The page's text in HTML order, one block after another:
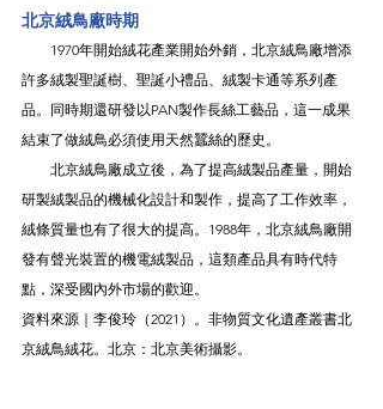
北京絨鳥廠時期
1970年開始絨花產業開始外銷，北京絨鳥廠增添
許多絨製聖誕樹、聖誕小禮品、絨製卡通等系列產
品。同時期還研發以PAN製作長絲工藝品，這一成果
結束了做絨鳥必須使用天然蠶絲的歷史。
北京絨鳥廠成立後，為了提高絨製品產量，開始
研製絨製品的機械化設計和製作，提高了工作效率，
絨條質量也有了很大的提高。1988年，北京絨鳥廠開
發有聲光裝置的機電絨製品，這類產品具有時代特
點，深受國內外市場的歡迎。
資料來源｜李俊玲（2021）。非物質文化遺產叢書北
京絨鳥絨花。北京：北京美術攝影。